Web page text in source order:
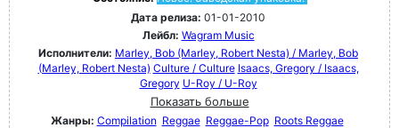
Дата релиза: 01-01-2010
Лейбл: Wagram Music
Исполнители: Marley, Bob (Marley, Robert Nesta) / Marley, Bob
(Marley, Robert Nesta) Culture / Culture Isaacs, Gregory / Isaacs,
Gregory U-Roy / U-Roy
Показать больше
Жанры: Compilation Reggae Reggae-Pop Roots Reggae